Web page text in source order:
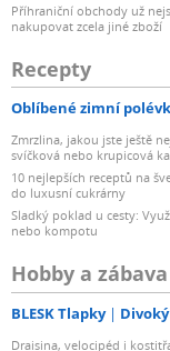
Příhraniční obchody už
nakupovat zcela jiné zboží
Recepty
Oblíbené zimní
Zmrzlina, jakou jste ještě
svíčková nebo krupicová
10 nejlepších receptů na
do luxusní cukrárny
Sladký poklad u cesty:
nebo kompotu
Hobby a zábava
BLESK Tlapky
Draisina, velocipéd i